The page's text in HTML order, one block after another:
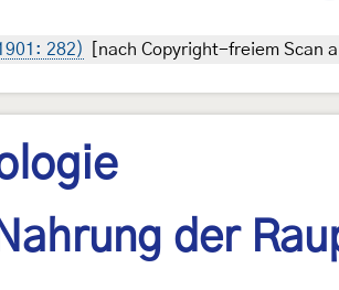
282) [nach Copyright-freiem Scan
der